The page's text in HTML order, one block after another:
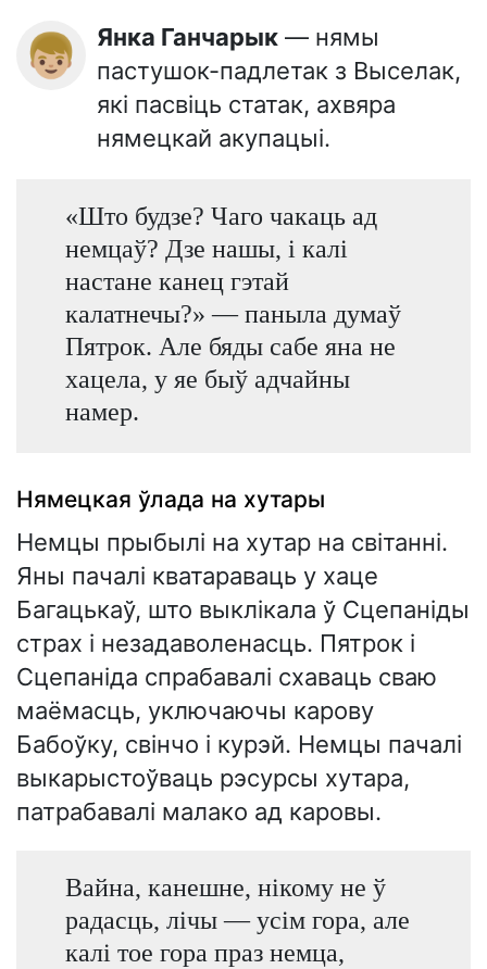
👦🏼 Янка Ганчарык — нямы
пастушок-падлетак з Выселак,
які пасвіць статак, ахвяра
нямецкай акупацыі.
«Што будзе? Чаго чакаць ад
немцаў? Дзе нашы, і калі
настане канец гэтай
калатнечы?» — паныла думаў
Пятрок. Але бяды сабе яна не
хацела, у яе быў адчайны
намер.
Нямецкая ўлада на хутары
Немцы прыбылі на хутар на світанні.
Яны пачалі кватараваць у хаце
Багацькаў, што выклікала ў Сцепаніды
страх і незадаволенасць. Пятрок і
Сцепаніда спрабавалі схаваць сваю
маёмасць, уключаючы карову
Бабоўку, свінчо і курэй. Немцы пачалі
выкарыстоўваць рэсурсы хутара,
патрабавалі малако ад каровы.
Вайна, канешне, нікому не ў
радасць, лічы — усім гора, але
калі тое гора праз немца,